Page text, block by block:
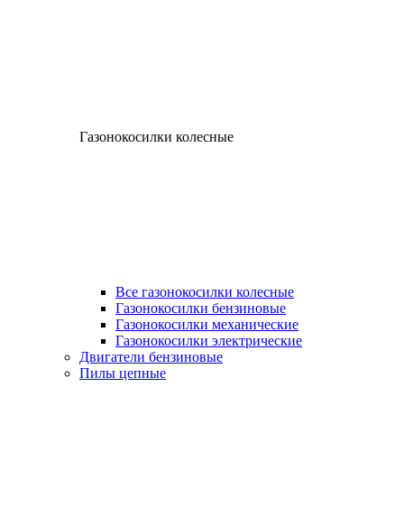
Газонокосилки колесные
Все газонокосилки колесные
Газонокосилки бензиновые
Газонокосилки механические
Газонокосилки электрические
Двигатели бензиновые
Пилы цепные